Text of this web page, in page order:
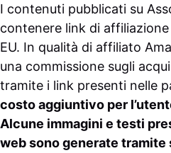
I contenuti pubblicati su
contenere link di
EU. In qualità di affiliato
una commissione sugli
tramite i link presenti nelle
costo aggiuntivo per
Alcune immagini e testi
web sono generate